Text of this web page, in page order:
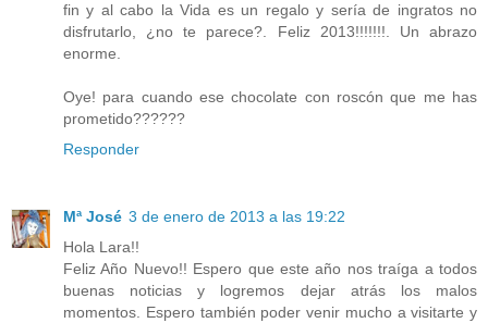
fin y al cabo la Vida es un regalo y sería de ingratos no
disfrutarlo, ¿no te parece?. Feliz 2013!!!!!!!. Un abrazo
enorme.
Oye! para cuando ese chocolate con roscón que me has
prometido??????
Responder
Mª José 3 de enero de 2013 a las 19:22
Hola Lara!!
Feliz Año Nuevo!! Espero que este año nos traíga a todos
buenas noticias y logremos dejar atrás los malos
momentos. Espero también poder venir mucho a visitarte y